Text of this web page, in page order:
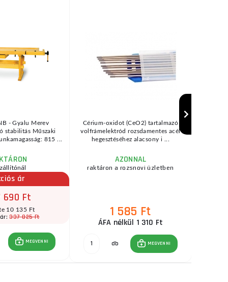
- Gyalu Merev
stabilitás Műszaki
815 ...
ár
690 Ft
10 135 Ft
ár:337 825 Ft
MEGVENNI
Cérium-oxidot (CeO2) tartalmazó
volfrámelektród rozsdamentes acél
hegesztéséhez alacsony i ...
AZONNAL
raktáron a rozsnovi üzletben
1 585 Ft
ÁFA nélkül 1 310 Ft
db MEGVENNI